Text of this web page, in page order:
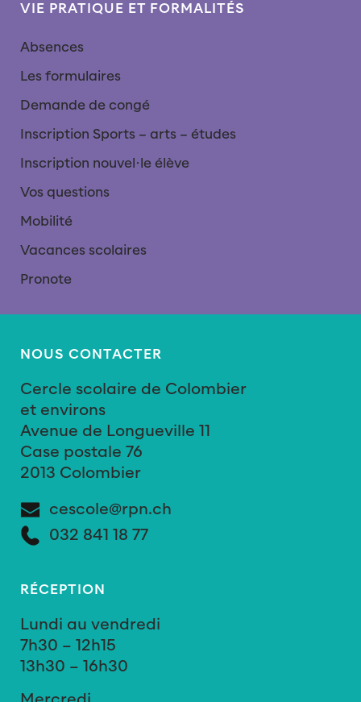
VIE PRATIQUE ET FORMALITÉS
Absences
Les formulaires
Demande de congé
Inscription Sports – arts – études
Inscription nouvel∙le élève
Vos questions
Mobilité
Vacances scolaires
Pronote
NOUS CONTACTER
Cercle scolaire de Colombier
et environs
Avenue de Longueville 11
Case postale 76
2013 Colombier
cescole@rpn.ch
032 841 18 77
RÉCEPTION
Lundi au vendredi
7h30 – 12h15
13h30 – 16h30